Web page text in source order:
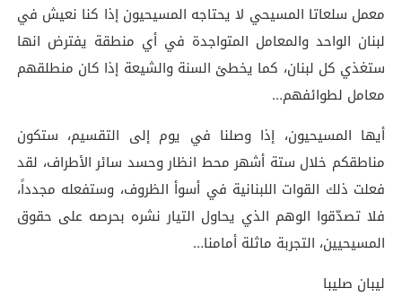
معمل سلعاتا المسيحي لا يحتاجه المسيحيون إذا كنا نعيش في
لبنان الواحد والمعامل المتواجدة في أي منطقة يفترض انها
ستغذي كل لبنان، كما يخطئ السنة والشيعة إذا كان منطلقهم
معامل لطوائفهم…
أيها المسيحيون، إذا وصلنا في يوم إلى التقسيم، ستكون
مناطقكم خلال ستة أشهر محط انظار وحسد سائر الأطراف، لقد
فعلت ذلك القوات اللبنانية في أسوأ الظروف، وستفعله مجدداً،
فلا تصدّقوا الوهم الذي يحاول التيار نشره بحرصه على حقوق
المسيحيين، التجربة ماثلة أمامنا…
ليبان صليبا